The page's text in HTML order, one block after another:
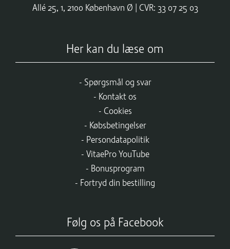
Allé 25, 1, 2100 København Ø | CVR: 33 07 25 03
Her kan du læse om
Spørgsmål og svar
Kontakt os
Cookies
Købsbetingelser
Persondatapolitik
VitaePro YouTube
Bonusprogram
Fortryd din bestilling
Følg os på Facebook